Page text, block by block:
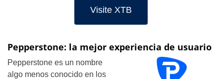
Visite XTB
Pepperstone: la mejor experiencia de usuario
Pepperstone es un nombre
algo menos conocido en los